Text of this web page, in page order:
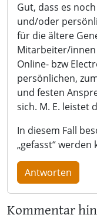
Gut, dass es
und/oder
für die ältere
Mitarbeiter/innen
Online- bzw
persönlichen,
und festen
sich. M. E. leistet
In diesem Fall
„gefasst“ werden
Antworten
Kommentar